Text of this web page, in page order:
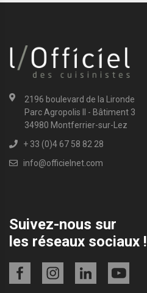
2196 boulevard de la Lironde
Parc Agropolis II - Bâtiment 3
34980 Montferrier-sur-Lez
+ 33 (0)4 67 58 82 28
info@officielnet.com
Suivez-nous sur
les réseaux sociaux !